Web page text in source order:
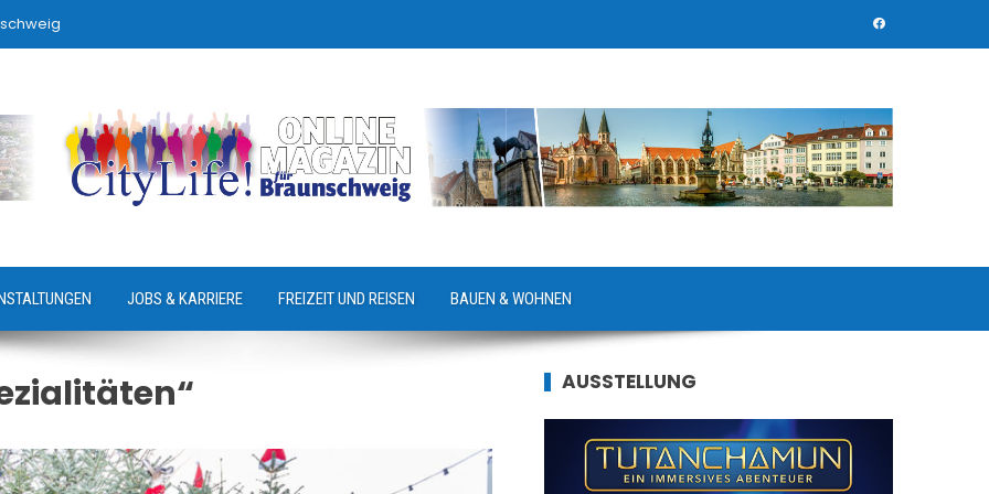
JOBS & KARRIERE FREIZEIT UND REISEN BAUEN & WOHNEN
AUSSTELLUNG